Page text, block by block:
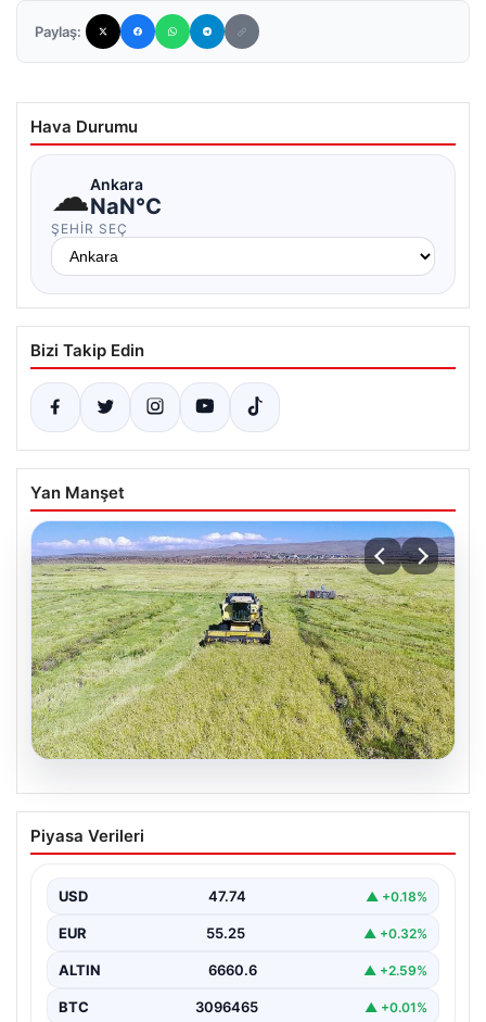
Paylaş:
Hava Durumu
☁Ankara
NaN°C
ŞEHIR SEÇ
Bizi Takip Edin
Yan Manşet
07.08.2026
Tarımsal destekleme ödemeleri bugün
hesaplara yatacak
Piyasa Verileri
USD 47.74 ▲ +0.18%
EUR 55.25 ▲ +0.32%
ALTIN 6660.6 ▲ +2.59%
BTC 3096465 ▲ +0.01%